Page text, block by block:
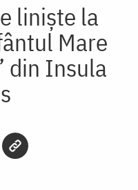
liniște la
Mare
din Insula